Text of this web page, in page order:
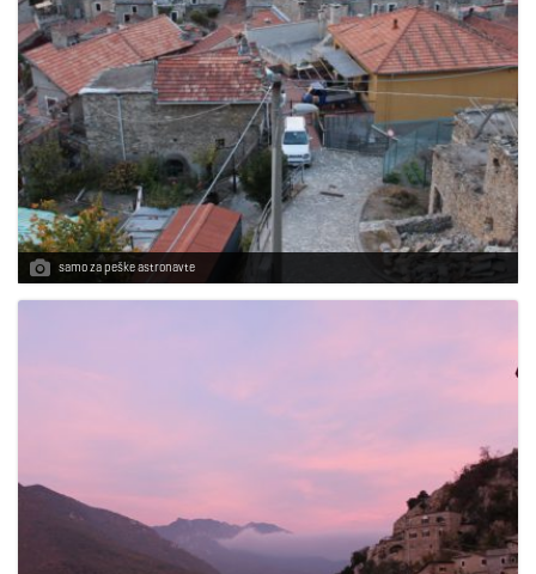
n
samo za peške astronavte